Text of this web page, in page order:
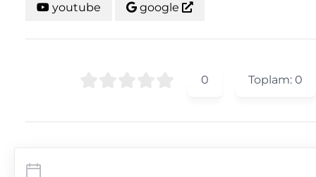
youtube google
0 Toplam: 0